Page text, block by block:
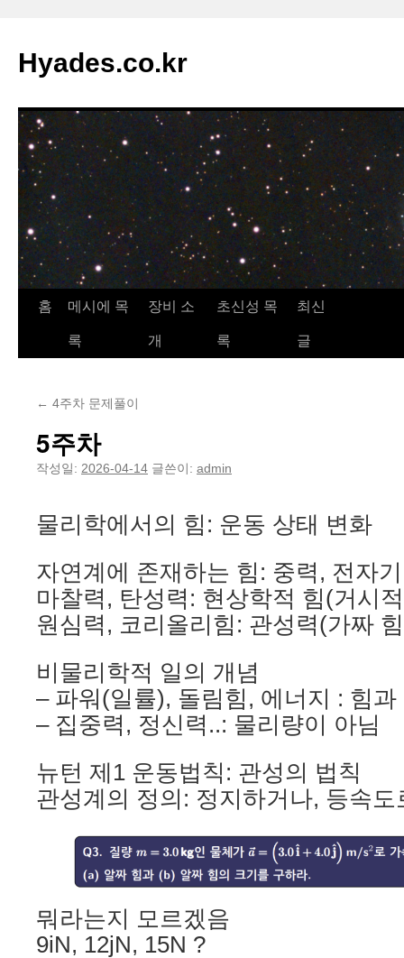
츠
로
너
뛰
기
Hyades.co.kr
홈 메시에 목
록
장비 소
개
초신성 목
록
최신
글
← 4주차 문제풀이
5주차
작성일: 2026-04-14 글쓴이: admin
물리학에서의 힘: 운동 상태 변화
자연계에 존재하는 힘: 중력, 전자
마찰력, 탄성력: 현상학적 힘(거시
원심력, 코리올리힘: 관성력(가짜
비물리학적 일의 개념
– 파워(일률), 돌림힘, 에너지 : 힘
– 집중력, 정신력..: 물리량이 아님
뉴턴 제1 운동법칙: 관성의 법칙
관성계의 정의: 정지하거나, 등속
뭐라는지 모르겠음
9iN, 12jN, 15N ?